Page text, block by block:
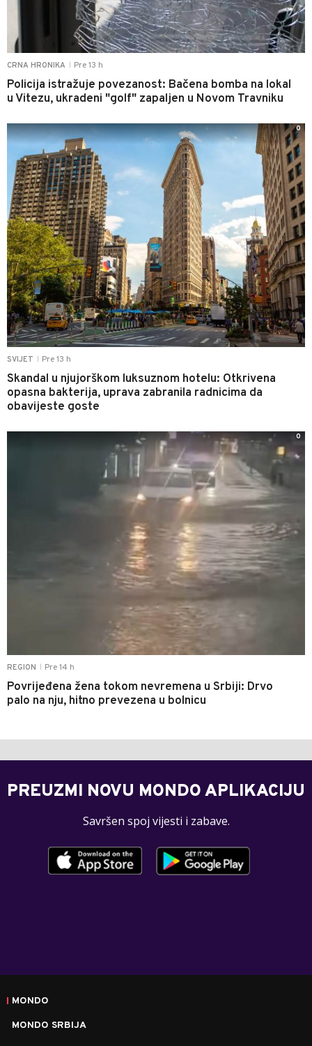
CRNA HRONIKA Pre 13 h
Policija istražuje povezanost: Bačena bomba na lokal
u Vitezu, ukradeni "golf" zapaljen u Novom Travniku
SVIJET Pre 13 h
Skandal u njujorškom luksuznom hotelu: Otkrivena
opasna bakterija, uprava zabranila radnicima da
obavijeste goste
0
REGION Pre 14 h
Povrijeđena žena tokom nevremena u Srbiji: Drvo
palo na nju, hitno prevezena u bolnicu
0
PREUZMI NOVU MONDO APLIKACIJU
Savršen spoj vijesti i zabave.
MONDO
MONDO SRBIJA